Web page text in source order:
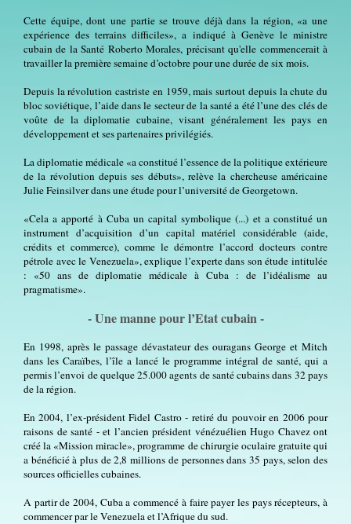
Cette équipe, dont une partie se trouve déjà dans la région, «a une
expérience des terrains difficiles», a indiqué à Genève le ministre
cubain de la Santé Roberto Morales, précisant qu'elle commencerait à
travailler la première semaine d’octobre pour une durée de six mois.
Depuis la révolution castriste en 1959, mais surtout depuis la chute du
bloc soviétique, l’aide dans le secteur de la santé a été l’une des clés de
voûte de la diplomatie cubaine, visant généralement les pays en
développement et ses partenaires privilégiés.
La diplomatie médicale «a constitué l’essence de la politique extérieure
de la révolution depuis ses débuts», relève la chercheuse américaine
Julie Feinsilver dans une étude pour l’université de Georgetown.
«Cela a apporté à Cuba un capital symbolique (...) et a constitué un
instrument d’acquisition d’un capital matériel considérable (aide,
crédits et commerce), comme le démontre l’accord docteurs contre
pétrole avec le Venezuela», explique l’experte dans son étude intitulée
: «50 ans de diplomatie médicale à Cuba : de l’idéalisme au
pragmatisme».
- Une manne pour l’Etat cubain -
En 1998, après le passage dévastateur des ouragans George et Mitch
dans les Caraïbes, l’île a lancé le programme intégral de santé, qui a
permis l’envoi de quelque 25.000 agents de santé cubains dans 32 pays
de la région.
En 2004, l’ex-président Fidel Castro - retiré du pouvoir en 2006 pour
raisons de santé - et l’ancien président vénézuélien Hugo Chavez ont
créé la «Mission miracle», programme de chirurgie oculaire gratuite qui
a bénéficié à plus de 2,8 millions de personnes dans 35 pays, selon des
sources officielles cubaines.
A partir de 2004, Cuba a commencé à faire payer les pays récepteurs, à
commencer par le Venezuela et l’Afrique du sud.